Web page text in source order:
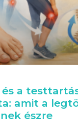
a
amit a
észre